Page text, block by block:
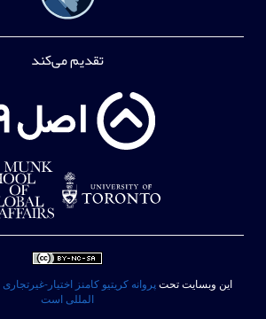
تقدیم می‌کند
این وبسایت تحت
المللی است